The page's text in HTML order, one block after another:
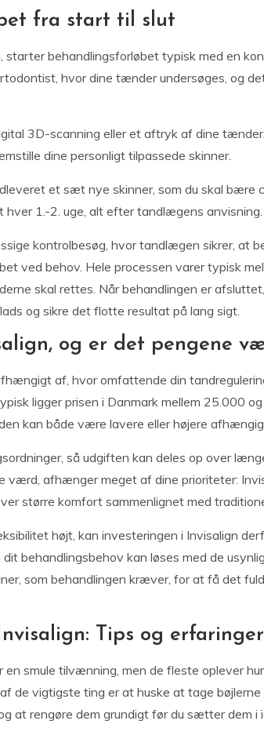
fra start til slut
starter behandlingsforløbet typisk med en
hvor dine tænder undersøges, og
3D-scanning eller et aftryk af dine
dine personligt tilpassede skinner.
et sæt nye skinner, som du skal bære
1.-2. uge, alt efter tandlægens anvisning.
kontrolbesøg, hvor tandlægen sikrer, at
ved behov. Hele processen varer typisk
skal rettes. Når behandlingen er
og sikre det flotte resultat på lang sigt.
og er det pengene
af, hvor omfattende din
ligger prisen i Danmark mellem 25.000
kan både være lavere eller højere
så udgiften kan deles op over
værd, afhænger meget af dine prioriteter:
større komfort sammenlignet med
højt, kan investeringen i Invisalign
behandlingsbehov kan løses med de
som behandlingen kræver, for at få det
Tips og erfaringer
smule tilvænning, men de fleste oplever
de vigtigste ting er at huske at tage bøjlerne
at rengøre dem grundigt før du sætter dem i